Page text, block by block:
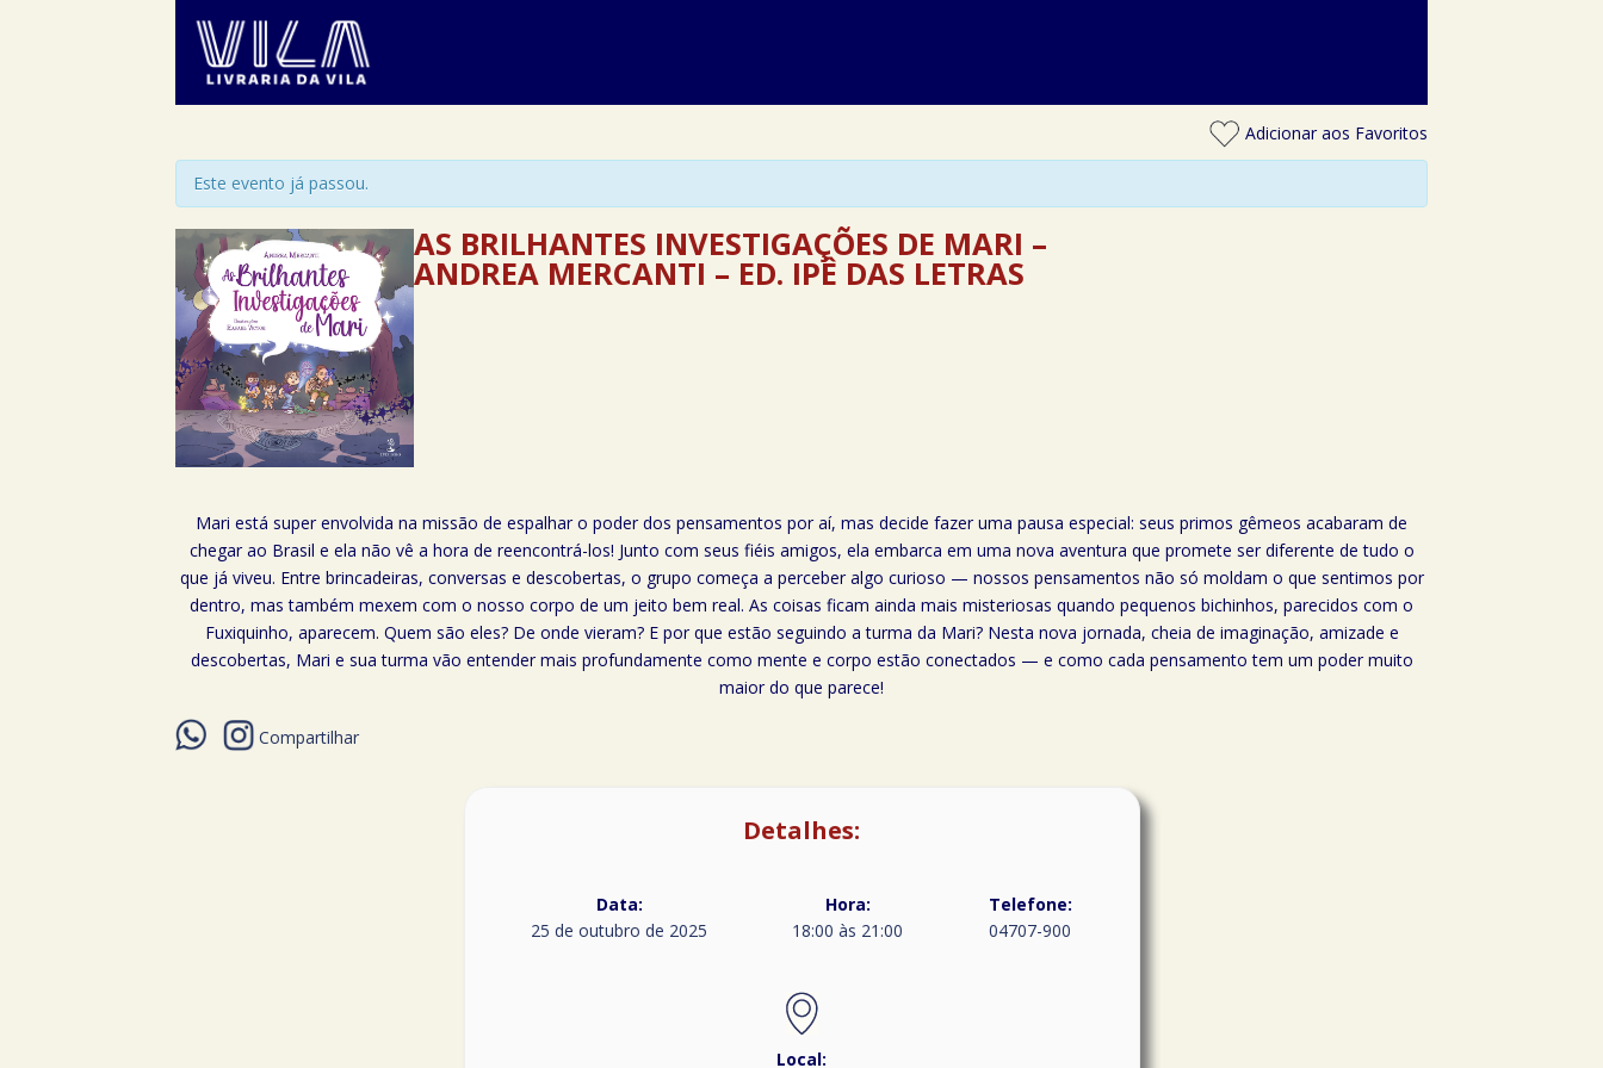
Adicionar aos Favoritos
Este evento já passou.
AS BRILHANTES INVESTIGAÇÕES DE MARI –
ANDREA MERCANTI – ED. IPÊ DAS LETRAS
Mari está super envolvida na missão de espalhar o poder dos pensamentos por aí, mas decide fazer uma pausa especial: seus primos gêmeos acabaram de
chegar ao Brasil e ela não vê a hora de reencontrá-los! Junto com seus fiéis amigos, ela embarca em uma nova aventura que promete ser diferente de tudo o
que já viveu. Entre brincadeiras, conversas e descobertas, o grupo começa a perceber algo curioso — nossos pensamentos não só moldam o que sentimos por
dentro, mas também mexem com o nosso corpo de um jeito bem real. As coisas ficam ainda mais misteriosas quando pequenos bichinhos, parecidos com o
Fuxiquinho, aparecem. Quem são eles? De onde vieram? E por que estão seguindo a turma da Mari? Nesta nova jornada, cheia de imaginação, amizade e
descobertas, Mari e sua turma vão entender mais profundamente como mente e corpo estão conectados — e como cada pensamento tem um poder muito
maior do que parece!
Compartilhar
Detalhes:
Data:
25 de outubro de 2025
Hora:
18:00 às 21:00
Telefone:
04707-900
Local: